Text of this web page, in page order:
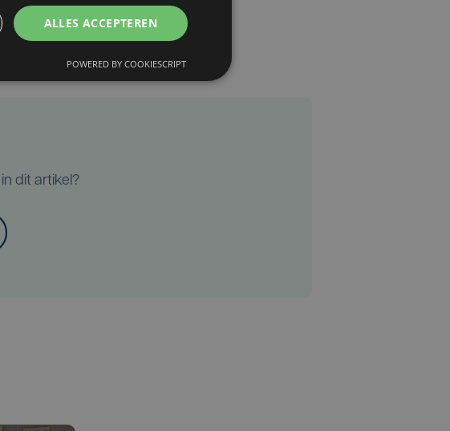
dit artikel?
ALLES ACCEPTEREN
POWERED BY COOKIESCRIPT